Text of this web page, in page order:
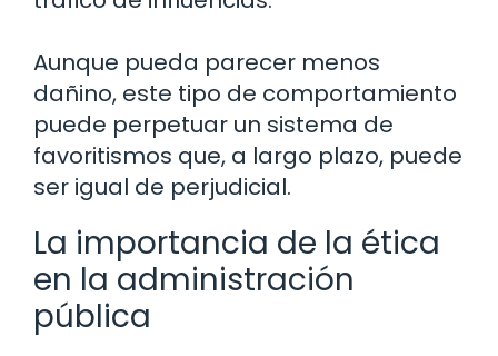
Aunque pueda parecer menos
dañino, este tipo de comportamiento
puede perpetuar un sistema de
favoritismos que, a largo plazo, puede
ser igual de perjudicial.
La importancia de la ética
en la administración
pública